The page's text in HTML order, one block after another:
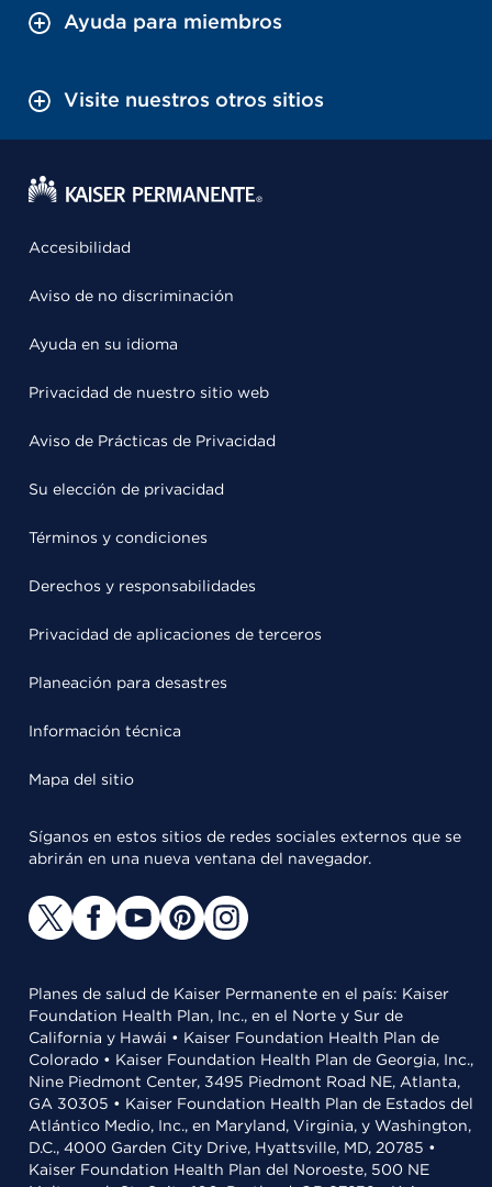
Ayuda para miembros
Visite nuestros otros sitios
Accesibilidad
Aviso de no discriminación
Ayuda en su idioma
Privacidad de nuestro sitio web
Aviso de Prácticas de Privacidad
Su elección de privacidad
Términos y condiciones
Derechos y responsabilidades
Privacidad de aplicaciones de terceros
Planeación para desastres
Información técnica
Mapa del sitio
Síganos en estos sitios de redes sociales externos que se
abrirán en una nueva ventana del navegador.
Planes de salud de Kaiser Permanente en el país: Kaiser
Foundation Health Plan, Inc., en el Norte y Sur de
California y Hawái • Kaiser Foundation Health Plan de
Colorado • Kaiser Foundation Health Plan de Georgia, Inc.,
Nine Piedmont Center, 3495 Piedmont Road NE, Atlanta,
GA 30305 • Kaiser Foundation Health Plan de Estados del
Atlántico Medio, Inc., en Maryland, Virginia, y Washington,
D.C., 4000 Garden City Drive, Hyattsville, MD, 20785 •
Kaiser Foundation Health Plan del Noroeste, 500 NE